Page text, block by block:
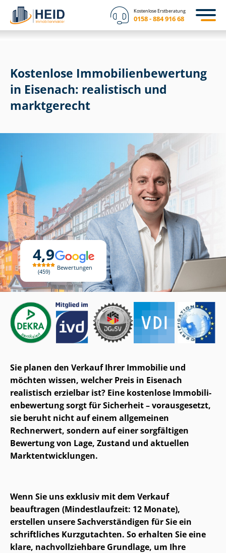
Kostenlose Erstberatung
0158 - 884 916 68
4,9
459
Bewertungen
Kostenlose Im­mo­bi­li­en­be­wer­tung
in Eisenach: realistisch und
marktgerecht
Sie planen den Verkauf Ihrer Immobilie und
möchten wissen, welcher Preis in Eisenach
realistisch erzielbar ist? Eine kostenlose Im­mo­bi­li­
en­be­wer­tung sorgt für Sicherheit – vorausgesetzt,
sie beruht nicht auf einem allgemeinen
Rechnerwert, sondern auf einer sorgfältigen
Bewertung von Lage, Zustand und aktuellen
Markt­ent­wick­lun­gen.
Wenn Sie uns exklusiv mit dem Verkauf
beauftragen (Mindestlaufzeit: 12 Monate),
erstellen unsere Sach­ver­stän­di­gen für Sie ein
schriftliches Kurzgutachten. So erhalten Sie eine
klare, nach­voll­zieh­ba­re Grundlage, um Ihre